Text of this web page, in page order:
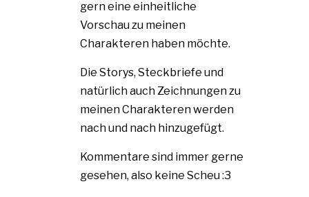
gern eine einheitliche
Vorschau zu meinen
Charakteren haben möchte.
Die Storys, Steckbriefe und
natürlich auch Zeichnungen zu
meinen Charakteren werden
nach und nach hinzugefügt.
Kommentare sind immer gerne
gesehen, also keine Scheu :3